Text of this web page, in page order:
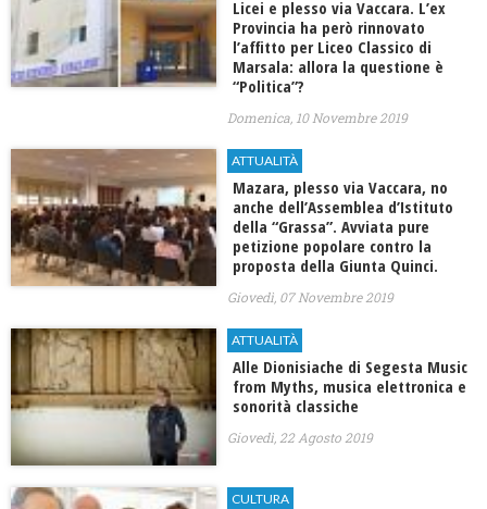
Licei e plesso via Vaccara. L’ex
Provincia ha però rinnovato
l’affitto per Liceo Classico di
Marsala: allora la questione è
“Politica”?
Domenica, 10 Novembre 2019
ATTUALITÀ
Mazara, plesso via Vaccara, no
anche dell’Assemblea d’Istituto
della “Grassa”. Avviata pure
petizione popolare contro la
proposta della Giunta Quinci.
Giovedì, 07 Novembre 2019
ATTUALITÀ
Alle Dionisiache di Segesta Music
from Myths, musica elettronica e
sonorità classiche
Giovedì, 22 Agosto 2019
CULTURA